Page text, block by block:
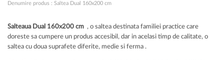
Denumire produs : Saltea Dual 160x200 cm
Salteaua Dual 160x200 cm , o saltea destinata familiei practice care
doreste sa cumpere un produs accesibil, dar in acelasi timp de calitate, o
saltea cu doua suprafete diferite, medie si ferma .